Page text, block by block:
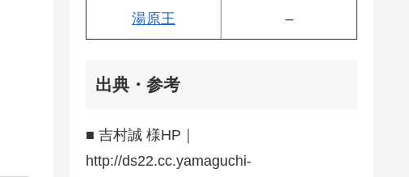
湯原王 –
出典・参考
■ 吉村誠 様HP｜
http://ds22.cc.yamaguchi-